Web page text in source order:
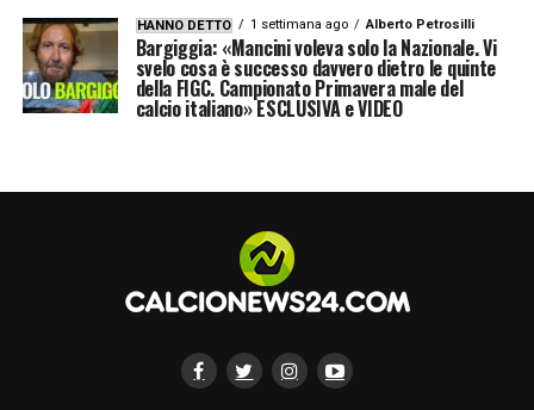
vista del big match di Champions League
contro il Real Madrid.
HANNO DETTO 1 settimana ago Alberto Petrosilli
Bargiggia: «Mancini voleva solo la Nazionale. Vi
svelo cosa è successo davvero dietro le quinte
della FIGC. Campionato Primavera male del
calcio italiano» ESCLUSIVA e VIDEO